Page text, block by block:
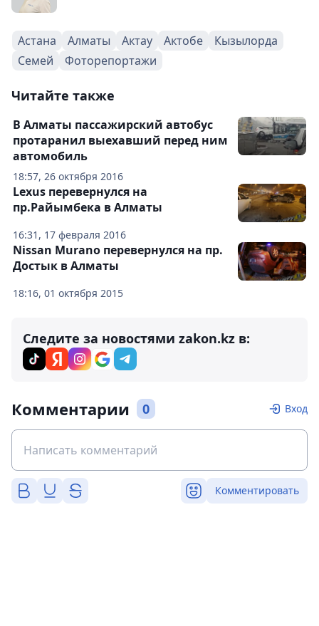
Астана Алматы Актау Актобе
Кызылорда
Семей
Фоторепортажи
Читайте также
18:57, 26 октября 2016
В Алматы пассажирский автобус
протаранил выехавший перед ним
автомобиль
16:31, 17 февраля 2016
Lexus перевернулся на
пр.Райымбека в Алматы
18:16, 01 октября 2015
Nissan Murano перевернулся на пр.
Достык в Алматы
Следите за новостями zakon.kz в:
Комментарии 0 Вход
Комментировать